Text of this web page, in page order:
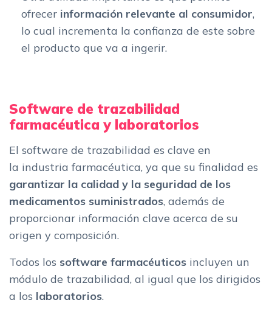
ofrecer información relevante al consumidor,
lo cual incrementa la confianza de este sobre
el producto que va a ingerir.
Software de trazabilidad
farmacéutica y laboratorios
El software de trazabilidad es clave en
la industria farmacéutica, ya que su finalidad es
garantizar la calidad y la seguridad de los
medicamentos suministrados, además de
proporcionar información clave acerca de su
origen y composición.
Todos los software farmacéuticos incluyen un
módulo de trazabilidad, al igual que los dirigidos
a los laboratorios.